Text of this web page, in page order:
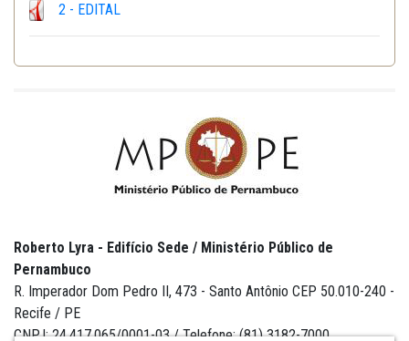
2 - EDITAL
Roberto Lyra - Edifício Sede / Ministério Público de
Pernambuco
R. Imperador Dom Pedro II, 473 - Santo Antônio CEP 50.010-240 -
Recife / PE
CNPJ: 24.417.065/0001-03 / Telefone: (81) 3182-7000